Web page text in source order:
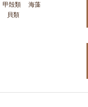
甲殻類
海藻
貝類